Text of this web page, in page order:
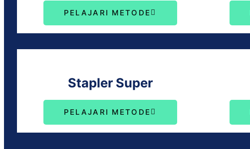
PELAJARI METODE
Stapler Super
PELAJARI METODE